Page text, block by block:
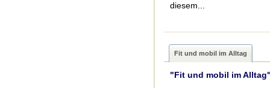
diesem...
Fit und mobil im Alltag
"Fit und mobil im